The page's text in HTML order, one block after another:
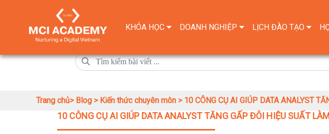
KHÓA HỌC DOANH NGHIỆP LỊCH ĐÀO TẠO
Trang chủ> Blog > Kiến thức chuyên môn > 10 CÔNG CỤ AI GIÚP DATA ANALYST
10 CÔNG CỤ AI GIÚP DATA ANALYST TĂNG GẤP ĐÔI HIỆU SUẤT